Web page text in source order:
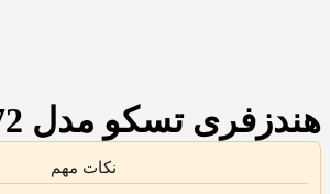
هندزفری تسکو مدل th 5072
نکات مهم